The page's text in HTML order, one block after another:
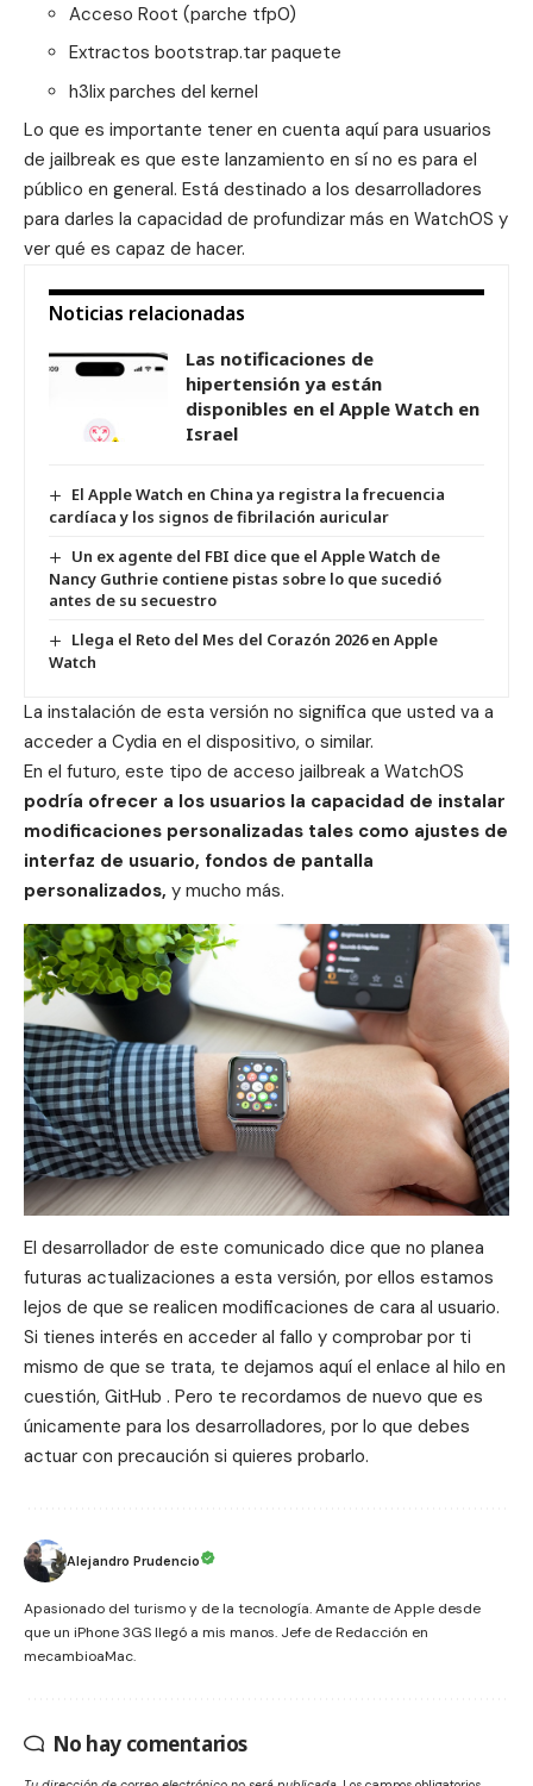
Acceso Root (parche tfp0)
Extractos bootstrap.tar paquete
h3lix parches del kernel
Lo que es importante tener en cuenta aquí para usuarios
de jailbreak es que este lanzamiento en sí no es para el
público en general. Está destinado a los desarrolladores
para darles la capacidad de profundizar más en WatchOS y
ver qué es capaz de hacer.
Noticias relacionadas
Las notificaciones de
hipertensión ya están
disponibles en el Apple Watch en
Israel
El Apple Watch en China ya registra la frecuencia
cardíaca y los signos de fibrilación auricular
Un ex agente del FBI dice que el Apple Watch de
Nancy Guthrie contiene pistas sobre lo que sucedió
antes de su secuestro
Llega el Reto del Mes del Corazón 2026 en Apple
Watch
La instalación de esta versión no significa que usted va a
acceder a Cydia en el dispositivo, o similar.
En el futuro, este tipo de acceso jailbreak a WatchOS
podría ofrecer a los usuarios la capacidad de instalar
modificaciones personalizadas tales como ajustes de
interfaz de usuario, fondos de pantalla
personalizados, y mucho más.
El desarrollador de este comunicado dice que no planea
futuras actualizaciones a esta versión, por ellos estamos
lejos de que se realicen modificaciones de cara al usuario.
Si tienes interés en acceder al fallo y comprobar por ti
mismo de que se trata, te dejamos aquí el enlace al hilo en
cuestión, GitHub . Pero te recordamos de nuevo que es
únicamente para los desarrolladores, por lo que debes
actuar con precaución si quieres probarlo.
Alejandro Prudencio
Apasionado del turismo y de la tecnología. Amante de Apple desde
que un iPhone 3GS llegó a mis manos. Jefe de Redacción en
mecambioaMac.
No hay comentarios